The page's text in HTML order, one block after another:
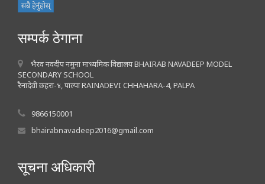
सबै हेर्नुहोस्
सम्पर्क ठेगाना
भैरव नवदीप नमुना माध्यमिक विद्यालय BHAIRAB NAVADEEP MODEL
SECONDARY SCHOOL
रैनादेवी छहरा-४, पाल्पा RAINADEVI CHHAHARA-4, PALPA
9866150001
bhairabnavadeep2016@gmail.com
सूचना अधिकारी